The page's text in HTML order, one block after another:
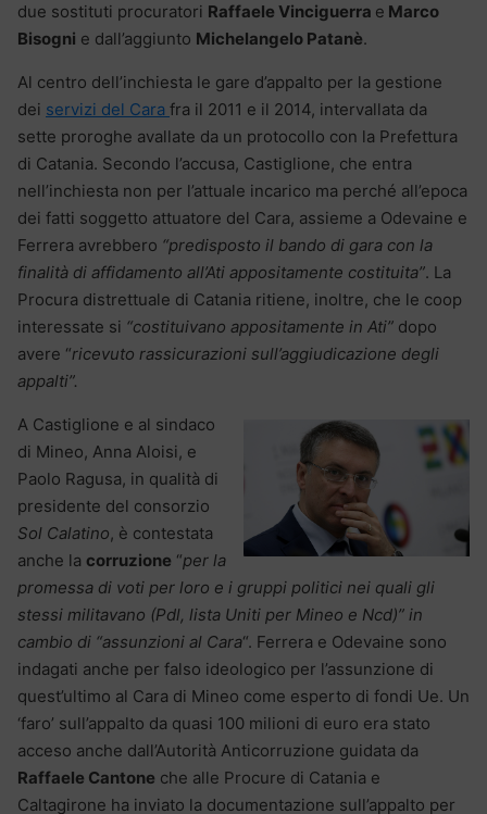
due sostituti procuratori Raffaele Vinciguerra e Marco
Bisogni e dall’aggiunto Michelangelo Patanè.
Al centro dell’inchiesta le gare d’appalto per la gestione
dei servizi del Cara fra il 2011 e il 2014, intervallata da
sette proroghe avallate da un protocollo con la Prefettura
di Catania. Secondo l’accusa, Castiglione, che entra
nell’inchiesta non per l’attuale incarico ma perché all’epoca
dei fatti soggetto attuatore del Cara, assieme a Odevaine e
Ferrera avrebbero “predisposto il bando di gara con la
finalità di affidamento all’Ati appositamente costituita”. La
Procura distrettuale di Catania ritiene, inoltre, che le coop
interessate si “costituivano appositamente in Ati” dopo
avere “ricevuto rassicurazioni sull’aggiudicazione degli
appalti”.
A Castiglione e al sindaco
di Mineo, Anna Aloisi, e
Paolo Ragusa, in qualità di
presidente del consorzio
Sol Calatino, è contestata
anche la corruzione “per la
promessa di voti per loro e i gruppi politici nei quali gli
stessi militavano (Pdl, lista Uniti per Mineo e Ncd)” in
cambio di “assunzioni al Cara“. Ferrera e Odevaine sono
indagati anche per falso ideologico per l’assunzione di
quest’ultimo al Cara di Mineo come esperto di fondi Ue. Un
‘faro’ sull’appalto da quasi 100 milioni di euro era stato
acceso anche dall’Autorità Anticorruzione guidata da
Raffaele Cantone che alle Procure di Catania e
Caltagirone ha inviato la documentazione sull’appalto per